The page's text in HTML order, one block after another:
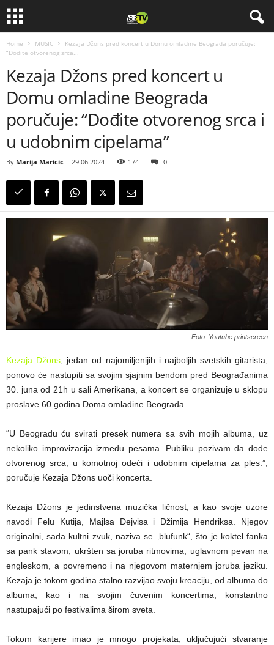
Home MUSIC
Kezaja Džons pred koncert u Domu omladine Beograda poručuje:
“Dođite otvorenog srca...
Kezaja Džons pred koncert u
Domu omladine Beograda
poručuje: “Dođite otvorenog srca i
u udobnim cipelama”
By Marija Maricic - 29.06.2024 174 0
Foto: Youtube printscreen
Kezaja Džons, jedan od najomiljenijih i najboljih svetskih gitarista,
ponovo će nastupiti sa svojim sjajnim bendom pred Beograđanima
30. juna od 21h u sali Amerikana, a koncert se organizuje u sklopu
proslave 60 godina Doma omladine Beograda.
“U Beogradu ću svirati presek numera sa svih mojih albuma, uz
nekoliko improvizacija između pesama. Publiku pozivam da dođe
otvorenog srca, u komotnoj odeći i udobnim cipelama za ples.”,
poručuje Kezaja Džons uoči koncerta.
Kezaja Džons je jedinstvena muzička ličnost, a kao svoje uzore
navodi Felu Kutija, Majlsa Dejvisa i Džimija Hendriksa. Njegov
originalni, sada kultni zvuk, naziva se „blufunk“, što je koktel fanka
sa pank stavom, ukršten sa joruba ritmovima, uglavnom pevan na
engleskom, a povremeno i na njegovom maternjem joruba jeziku.
Kezaja je tokom godina stalno razvijao svoju kreaciju, od albuma do
albuma, kao i na svojim čuvenim koncertima, konstantno
nastupajući po festivalima širom sveta.
Tokom karijere imao je mnogo projekata, uključujući stvaranje